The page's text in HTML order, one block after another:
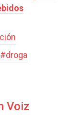
#droga
Voiz